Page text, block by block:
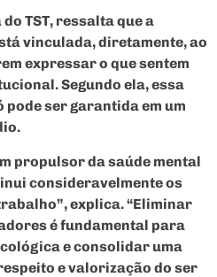
TST, ressalta que a
vinculada, diretamente, ao
expressar o que sentem
Segundo ela, essa
ser garantida em um
propulsor da saúde mental
consideravelmente os
explica. “Eliminar
é fundamental para
e consolidar uma
e valorização do ser